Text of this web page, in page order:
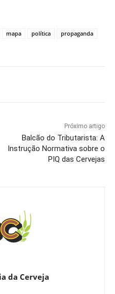
mapa política
propaganda
Próximo artigo
Balcão do Tributarista: A
Instrução Normativa sobre o
PIQ das Cervejas
da Cerveja